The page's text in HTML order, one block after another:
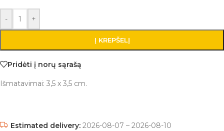
- +
Į KREPŠELĮ
Pridėti į norų sąrašą
Išmatavimai: 3,5 x 3,5 cm.
Estimated delivery: 2026-08-07 – 2026-08-10